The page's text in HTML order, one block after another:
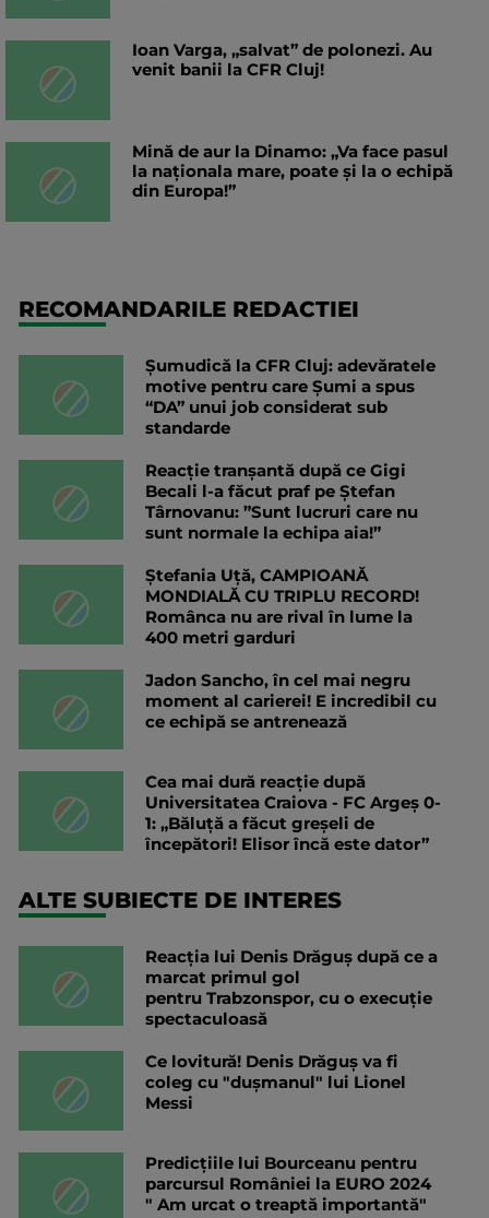
Ioan Varga, „salvat” de polonezi. Au
venit banii la CFR Cluj!
Mină de aur la Dinamo: „Va face pasul
la naționala mare, poate și la o echipă
din Europa!”
RECOMANDARILE REDACTIEI
Șumudică la CFR Cluj: adevăratele
motive pentru care Șumi a spus
“DA” unui job considerat sub
standarde
Reacție tranșantă după ce Gigi
Becali l-a făcut praf pe Ștefan
Târnovanu: ”Sunt lucruri care nu
sunt normale la echipa aia!”
Ștefania Uță, CAMPIOANĂ
MONDIALĂ CU TRIPLU RECORD!
Românca nu are rival în lume la
400 metri garduri
Jadon Sancho, în cel mai negru
moment al carierei! E incredibil cu
ce echipă se antrenează
Cea mai dură reacție după
Universitatea Craiova - FC Argeș 0-
1: „Băluță a făcut greșeli de
începători! Elisor încă este dator”
ALTE SUBIECTE DE INTERES
Reacția lui Denis Drăguș după ce a
marcat primul gol
pentru Trabzonspor, cu o execuție
spectaculoasă
Ce lovitură! Denis Drăguș va fi
coleg cu "dușmanul" lui Lionel
Messi
Predicțiile lui Bourceanu pentru
parcursul României la EURO 2024
" Am urcat o treaptă importantă"